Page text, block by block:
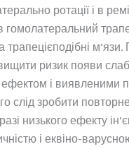
ротації і в
ризик появи
і виявленими
слід зробити
низького ефекту
і еквіно-